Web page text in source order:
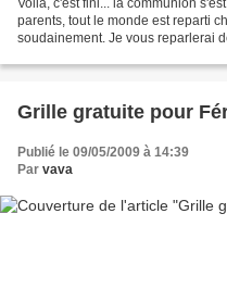
parents, tout le monde est reparti
soudainement. Je vous reparlerai
Grille gratuite pour
Publié le 09/05/2009 à 14:39
Par vava